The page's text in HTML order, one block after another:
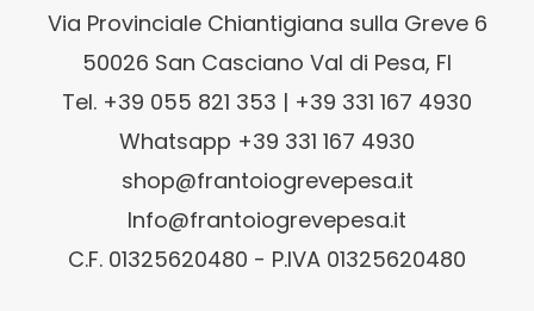
Via Provinciale Chiantigiana sulla Greve 6
50026 San Casciano Val di Pesa, FI
Tel. +39 055 821 353 | +39 331 167 4930
Whatsapp +39 331 167 4930
shop@frantoiogrevepesa.it
Info@frantoiogrevepesa.it
C.F. 01325620480 - P.IVA 01325620480